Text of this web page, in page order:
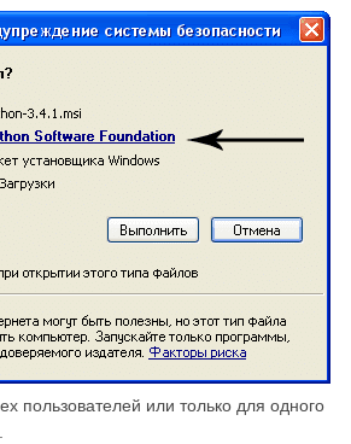
пользователей или только для одного